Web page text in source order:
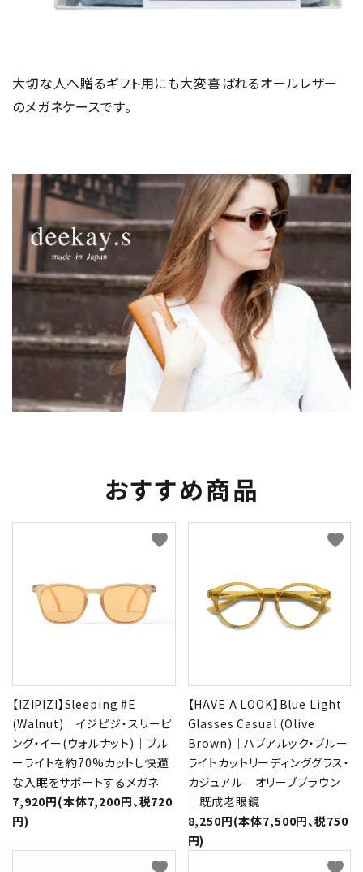
大切な人へ贈るギフト用にも大変喜ばれるオールレザー
のメガネケースです。
おすすめ商品
【IZIPIZI】Sleeping #E
(Walnut)｜イジピジ・スリーピ
ング・イー(ウォルナット)｜ブル
ーライトを約70%カットし快適
な入眠をサポートするメガネ
7,920円(本体7,200円、税720
円)
favorite
【HAVE A LOOK】Blue Light
Glasses Casual (Olive
Brown)｜ハブアルック・ブルー
ライトカットリーディンググラス・
カジュアル オリーブブラウン
｜既成老眼鏡
8,250円(本体7,500円、税750
円)
favorite
favorite favorite